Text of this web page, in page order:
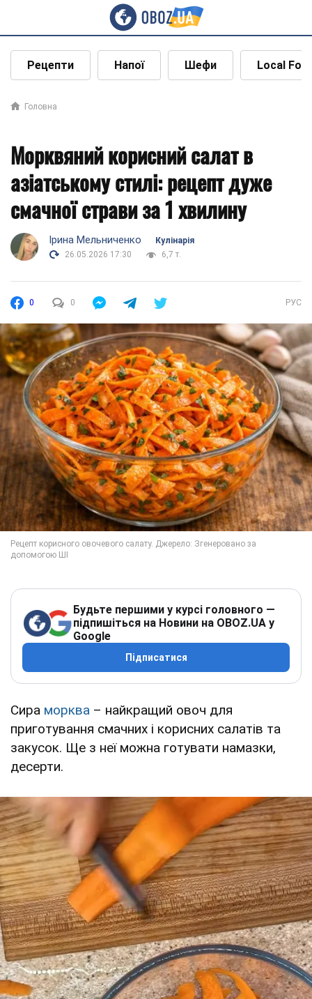
Рецепти Напої Шефи Local
Головна
Морквяний корисний салат в
азіатському стилі: рецепт дуже
смачної страви за 1 хвилину
Ірина Мельниченко
Кулінарія
26.05.2026 17:30
6,7 т.
0 0 РУС
Будьте першими у курсі головного —
підпишіться на Новини на OBOZ.UA у
Google
Підписатися
Сира морква – найкращий овоч для
приготування смачних і корисних салатів та
закусок. Ще з неї можна готувати намазки,
десерти.